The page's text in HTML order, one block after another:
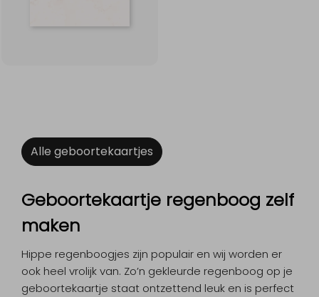
Alle geboortekaartjes
Geboortekaartje regenboog zelf
maken
Hippe regenboogjes zijn populair en wij worden er
ook heel vrolijk van. Zo’n gekleurde regenboog op je
geboortekaartje staat ontzettend leuk en is perfect